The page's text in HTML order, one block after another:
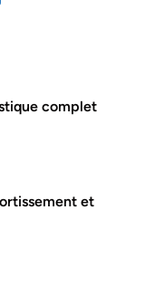
complet
et